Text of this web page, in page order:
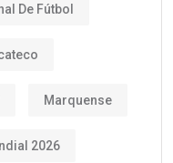
De Fútbol
Marquense
2026